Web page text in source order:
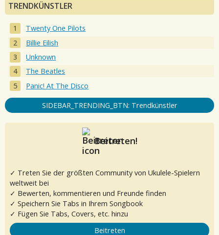
TRENDKÜNSTLER
Twenty One Pilots
Billie Eilish
Unknown
The Beatles
Panic! At The Disco
SIDEBAR_TRENDING_BTN: Trendkünstler
Beitreten!
✓ Treten Sie der größten Community von Ukulele-Spielern
weltweit bei
✓ Bewerten, kommentieren und Freunde finden
✓ Speichern Sie Tabs in Ihrem Songbook
✓ Fügen Sie Tabs, Covers, etc. hinzu
Beitreten